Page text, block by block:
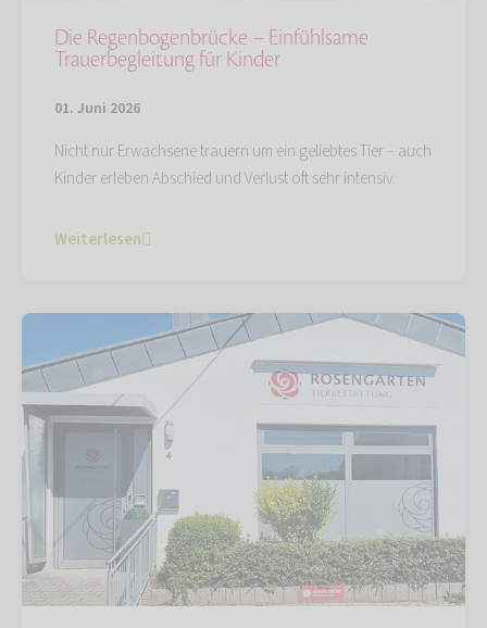
Die Regenbogenbrücke – Einfühlsame
Trauerbegleitung für Kinder
01. Juni 2026
Nicht nur Erwachsene trauern um ein geliebtes Tier – auch
Kinder erleben Abschied und Verlust oft sehr intensiv.
Weiterlesen